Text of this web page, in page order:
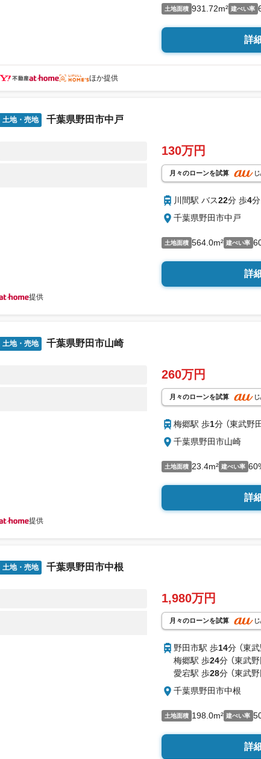
土地面積 931.72m² 建ぺい率
詳
ほか提供
土地・売地 千葉県野田市中戸
130万円
月々のローンを試算
川間駅 バス22分 歩4分
千葉県野田市中戸
土地面積 564.0m² 建ぺい率
詳
提供
土地・売地 千葉県野田市山崎
260万円
月々のローンを試算
梅郷駅 歩1分 （東武野
千葉県野田市山崎
土地面積 23.4m² 建ぺい率
詳
提供
土地・売地 千葉県野田市中根
1,980万円
月々のローンを試算
野田市駅 歩14分 （東武
梅郷駅 歩24分 （東武野
愛宕駅 歩28分 （東武野
千葉県野田市中根
土地面積 198.0m² 建ぺい率
詳